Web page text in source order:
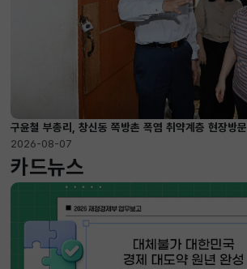
구윤철 부총리, 창신동 쪽방촌 폭염 취약계층 현장방문
2026-08-07
카드뉴스